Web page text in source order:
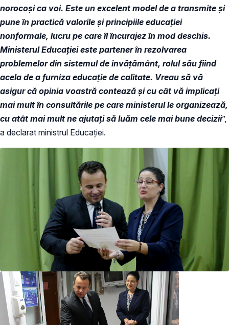
norocoși ca voi. Este un excelent model de a transmite și
pune în practică valorile şi principiile educației
nonformale, lucru pe care îl încurajez în mod deschis.
Ministerul Educației este partener în rezolvarea
problemelor din sistemul de învățământ, rolul său fiind
acela de a furniza educație de calitate. Vreau să vă
asigur că opinia voastră contează și cu cât vă implicați
mai mult în consultările pe care ministerul le organizează,
cu atât mai mult ne ajutați să luăm cele mai bune decizii”,
a declarat ministrul Educației.